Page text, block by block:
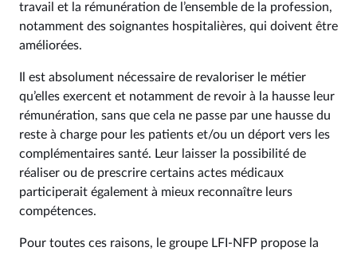
travail et la rémunération de l’ensemble de la profession,
notamment des soignantes hospitalières, qui doivent être
améliorées.
Il est absolument nécessaire de revaloriser le métier
qu’elles exercent et notamment de revoir à la hausse leur
rémunération, sans que cela ne passe par une hausse du
reste à charge pour les patients et/ou un déport vers les
complémentaires santé. Leur laisser la possibilité de
réaliser ou de prescrire certains actes médicaux
participerait également à mieux reconnaître leurs
compétences.
Pour toutes ces raisons, le groupe LFI-NFP propose la